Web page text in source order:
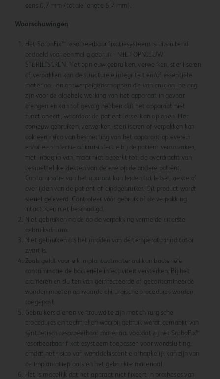
eens 0,7 mm (totale lengte 6,7 mm).
Waarschuwingen
Het SorbaFix™ resorbeerbaar fixatiesysteem is uitsluitend
bedoeld voor eenmalig gebruik - NIET OPNIEUW
STERILISEREN. Het opnieuw gebruiken, verwerken, steriliseren
of verpakken kan de structurele integriteit en/of essentiële
materiaal- en ontwerpeigenschappen die van cruciaal belang
zijn voor de algehele werking van het apparaat in gevaar
brengen en kan tot gevolg hebben dat het apparaat niet
functioneert, waardoor de patiënt letsel kan oplopen. Het
opnieuw gebruiken, verwerken, steriliseren of verpakken kan
ook een risico van besmetting van het apparaat opleveren
en/of een infectie of kruisinfectie bij de patiënt veroorzaken,
met inbegrip van, maar niet beperkt tot, de overdracht van
besmettelijke ziekten van de ene op de andere patiënt.
Contaminatie van het aparaat kan leiden tot letsel, ziekte of
overlijden van de patiënt of eindgebruiker. Dit product wordt
steriel geleverd. Controleer vóór gebruik of de verpakking
intact is en niet beschadigd.
Niet gebruiken na de op de verpakking vermelde uiterste
gebruiksdatum.
Niet gebruiken als het midden van de temperatuurindicator
zwart is.
Zoals geldt voor elk implantaatmateriaal kan bacteriële
contaminatie de bacteriële infectiviteit versterken. Bij het
draineren en sluiten van geïnfecteerde of gecontamineerde
wonden moeten aanvaarde chirurgische procedures worden
toegepast.
Gebruikers dienen vertrouwd te zijn met chirurgische
procedures en technieken waarbij gebruik wordt gemaakt van
synthetisch resorbeerbaar materiaal voordat zij het SorbaFix™
resorbeerbaar fixatiesysteem toepassen voor wondsluiting,
omdat het risico van wonddehiscentie afhankelijk kan zijn van
de implantatieplaats en het gebruikte materiaal.
Het is mogelijk dat het aparaat niet fixeert in protheses van